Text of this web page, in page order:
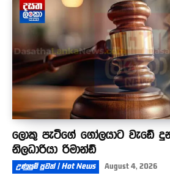
ලොකු පැටීගේ ගෝලයාට වැඩේ
නිලධාරියා රිමාන්ඩ්
උණුසුම් පුවත් | Hot News August 4, 2026